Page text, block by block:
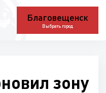
Благовещенск
Выбрать город
зону